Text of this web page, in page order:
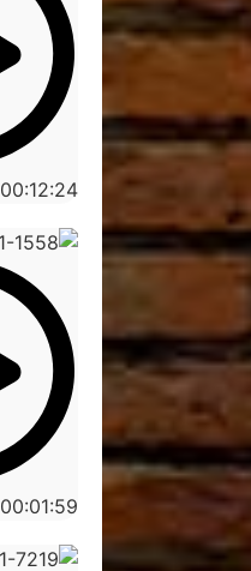
00:12:24
00:01:59